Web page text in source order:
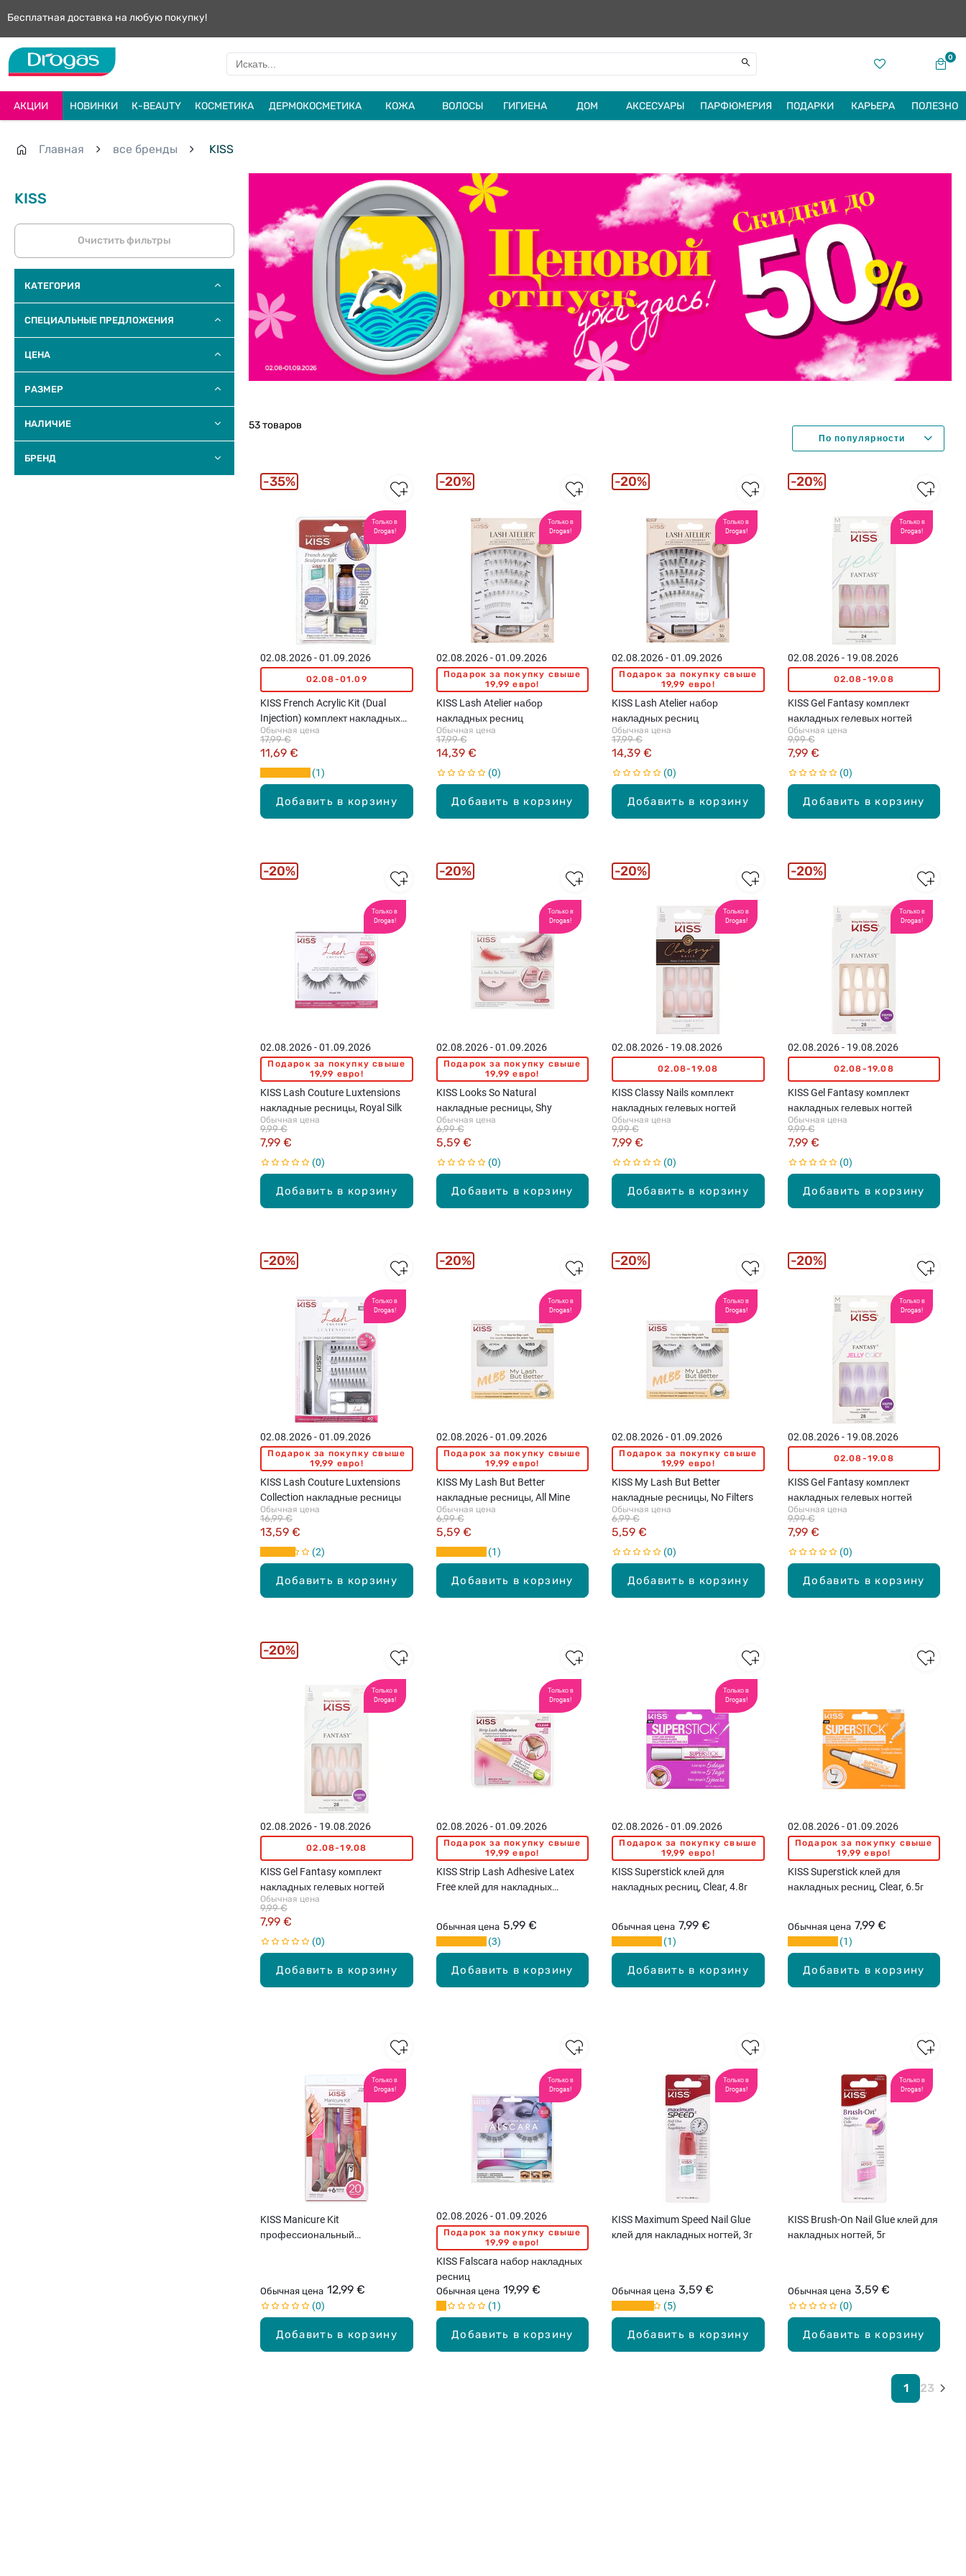
Бесплатная доставка на любую покупку!
0
АКЦИИ НОВИНКИ К-BEAUTY КОСМЕТИКА ДЕРМОКОСМЕТИКА КОЖА ВОЛОСЫ ГИГИЕНА ДОМ АКСЕСУАРЫ ПАРФЮМЕРИЯ ПОДАРКИ КАРЬЕРА ПОЛЕЗНО
Главная все бренды KISS
KISS
Очистить фильтры
КАТЕГОРИЯ
СПЕЦИАЛЬНЫЕ ПРЕДЛОЖЕНИЯ
ЦЕНА
РАЗМЕР
НАЛИЧИЕ
БРЕНД
53 товаров
Только в
Drogas!
Добавить в корзину
02.08.2026 - 01.09.2026
02.08-01.09
KISS French Acrylic Kit (Dual
Injection) комплект накладных
ногтей для французского
маникюра
Обычная цена
11,69 €
17,99 €
1
35%
Только в
Drogas!
Добавить в корзину
02.08.2026 - 01.09.2026
Подарок за покупку свыше
19,99 евро!
KISS Lash Atelier набор
накладных ресниц
Обычная цена
14,39 €
17,99 €
0
20%
Только в
Drogas!
Добавить в корзину
02.08.2026 - 01.09.2026
Подарок за покупку свыше
19,99 евро!
KISS Lash Atelier набор
накладных ресниц
Обычная цена
14,39 €
17,99 €
0
20%
Только в
Drogas!
Добавить в корзину
02.08.2026 - 19.08.2026
02.08-19.08
KISS Gel Fantasy комплект
накладных гелевых ногтей
Обычная цена
7,99 €
9,99 €
0
20%
Только в
Drogas!
Добавить в корзину
02.08.2026 - 01.09.2026
Подарок за покупку свыше
19,99 евро!
KISS Lash Couture Luxtensions
накладные ресницы, Royal Silk
Обычная цена
7,99 €
9,99 €
0
20%
Только в
Drogas!
Добавить в корзину
02.08.2026 - 01.09.2026
Подарок за покупку свыше
19,99 евро!
KISS Looks So Natural
накладные ресницы, Shy
Обычная цена
5,59 €
6,99 €
0
20%
Только в
Drogas!
Добавить в корзину
02.08.2026 - 19.08.2026
02.08-19.08
KISS Classy Nails комплект
накладных гелевых ногтей
Обычная цена
7,99 €
9,99 €
0
20%
Только в
Drogas!
Добавить в корзину
02.08.2026 - 19.08.2026
02.08-19.08
KISS Gel Fantasy комплект
накладных гелевых ногтей
Обычная цена
7,99 €
9,99 €
0
20%
Только в
Drogas!
Добавить в корзину
02.08.2026 - 01.09.2026
Подарок за покупку свыше
19,99 евро!
KISS Lash Couture Luxtensions
Collection накладные ресницы
Обычная цена
13,59 €
16,99 €
2
20%
Только в
Drogas!
Добавить в корзину
02.08.2026 - 01.09.2026
Подарок за покупку свыше
19,99 евро!
KISS My Lash But Better
накладные ресницы, All Mine
Обычная цена
5,59 €
6,99 €
1
20%
Только в
Drogas!
Добавить в корзину
02.08.2026 - 01.09.2026
Подарок за покупку свыше
19,99 евро!
KISS My Lash But Better
накладные ресницы, No Filters
Обычная цена
5,59 €
6,99 €
0
20%
Только в
Drogas!
Добавить в корзину
02.08.2026 - 19.08.2026
02.08-19.08
KISS Gel Fantasy комплект
накладных гелевых ногтей
Обычная цена
7,99 €
9,99 €
0
20%
Только в
Drogas!
Добавить в корзину
02.08.2026 - 19.08.2026
02.08-19.08
KISS Gel Fantasy комплект
накладных гелевых ногтей
Обычная цена
7,99 €
9,99 €
0
20%
Только в
Drogas!
Добавить в корзину
02.08.2026 - 01.09.2026
Подарок за покупку свыше
19,99 евро!
KISS Strip Lash Adhesive Latex
Free клей для накладных
Обычная цена 5,99 €
3
Только в
Drogas!
Добавить в корзину
02.08.2026 - 01.09.2026
Подарок за покупку свыше
19,99 евро!
KISS Superstick клей для
накладных ресниц, Clear, 4.8г
Обычная цена 7,99 €
1
Добавить в корзину
02.08.2026 - 01.09.2026
Подарок за покупку свыше
19,99 евро!
KISS Superstick клей для
накладных ресниц, Clear, 6.5г
Обычная цена 7,99 €
1
Только в
Drogas!
Добавить в корзину
KISS Manicure Kit
профессиональный
Обычная цена 12,99 €
0
Только в
Drogas!
Добавить в корзину
02.08.2026 - 01.09.2026
Подарок за покупку свыше
19,99 евро!
KISS Falscara набор накладных
ресниц
Обычная цена 19,99 €
1
Только в
Drogas!
Добавить в корзину
KISS Maximum Speed Nail Glue
клей для накладных ногтей, 3г
Обычная цена 3,59 €
5
Только в
Drogas!
Добавить в корзину
KISS Brush-On Nail Glue клей для
накладных ногтей, 5г
Обычная цена 3,59 €
0
1 23